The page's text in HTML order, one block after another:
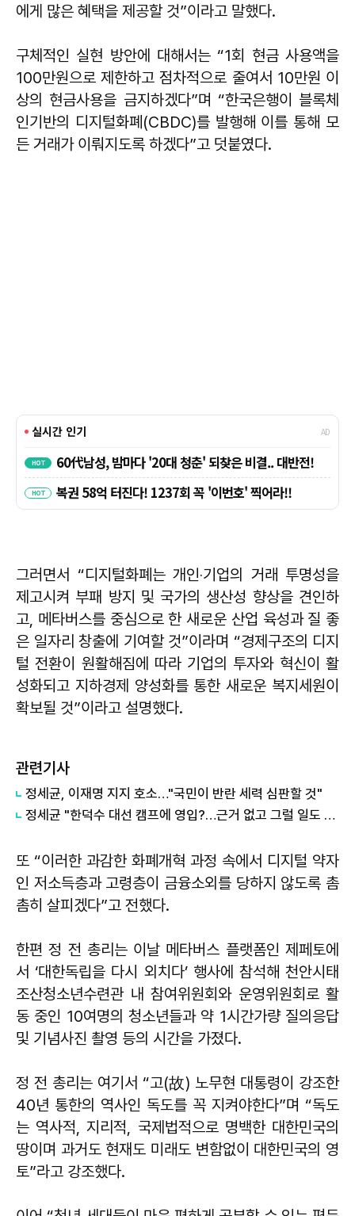
에게 많은 혜택을 제공할 것”이라고 말했다.
구체적인 실현 방안에 대해서는 “1회 현금 사용액을
100만원으로 제한하고 점차적으로 줄여서 10만원 이
상의 현금사용을 금지하겠다”며 “한국은행이 블록체
인기반의 디지털화폐(CBDC)를 발행해 이를 통해 모
든 거래가 이뤄지도록 하겠다”고 덧붙였다.
그러면서 “디지털화폐는 개인‧기업의 거래 투명성을
제고시켜 부패 방지 및 국가의 생산성 향상을 견인하
고, 메타버스를 중심으로 한 새로운 산업 육성과 질 좋
은 일자리 창출에 기여할 것”이라며 “경제구조의 디지
털 전환이 원활해짐에 따라 기업의 투자와 혁신이 활
성화되고 지하경제 양성화를 통한 새로운 복지세원이
확보될 것”이라고 설명했다.
관련기사
정세균, 이재명 지지 호소…"국민이 반란 세력 심판할 것"
정세균 "한덕수 대선 캠프에 영입?…근거 없고 그럴 일도 없어"
또 “이러한 과감한 화폐개혁 과정 속에서 디지털 약자
인 저소득층과 고령층이 금융소외를 당하지 않도록 촘
촘히 살피겠다”고 전했다.
한편 정 전 총리는 이날 메타버스 플랫폼인 제페토에
서 ‘대한독립을 다시 외치다’ 행사에 참석해 천안시태
조산청소년수련관 내 참여위원회와 운영위원회로 활
동 중인 10여명의 청소년들과 약 1시간가량 질의응답
및 기념사진 촬영 등의 시간을 가졌다.
정 전 총리는 여기서 “고(故) 노무현 대통령이 강조한
40년 통한의 역사인 독도를 꼭 지켜야한다”며 “독도
는 역사적, 지리적, 국제법적으로 명백한 대한민국의
땅이며 과거도 현재도 미래도 변함없이 대한민국의 영
토”라고 강조했다.